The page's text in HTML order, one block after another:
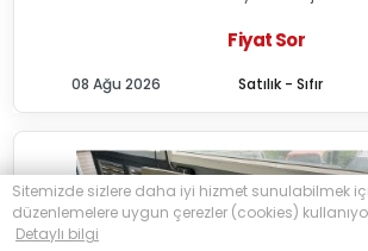
Fiyat Sor
Satılık - Sıfır
08 Ağu 2026
Sitemizde sizlere daha iyi hizmet sunulabilmek
düzenlemelere uygun çerezler (cookies)
Detaylı bilgi